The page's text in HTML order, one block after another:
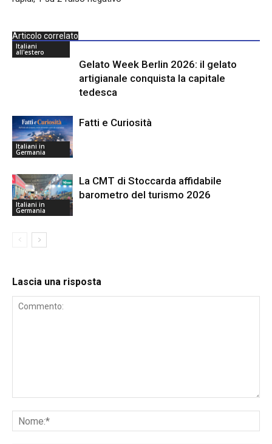
Articolo correlato
Italiani
all'estero
Gelato Week Berlin 2026: il gelato
artigianale conquista la capitale
tedesca
Italiani in
Germania
Fatti e Curiosità
Italiani in
Germania
La CMT di Stoccarda affidabile
barometro del turismo 2026
Lascia una risposta